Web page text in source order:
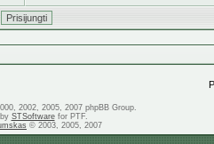
2002, 2005, 2007 phpBB Group.
STSoftwarefor PTF.
© 2003, 2005, 2007